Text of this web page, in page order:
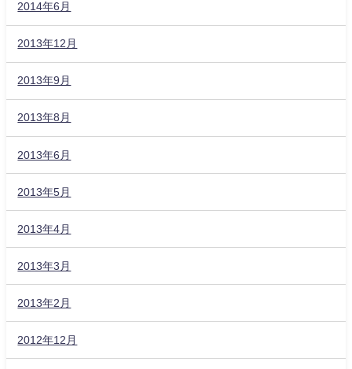
2014年6月
2013年12月
2013年9月
2013年8月
2013年6月
2013年5月
2013年4月
2013年3月
2013年2月
2012年12月